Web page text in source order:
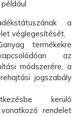
a
véglegesítését,
termékekre
az
módszerére, a
jogszabály
kerülő
rendelet